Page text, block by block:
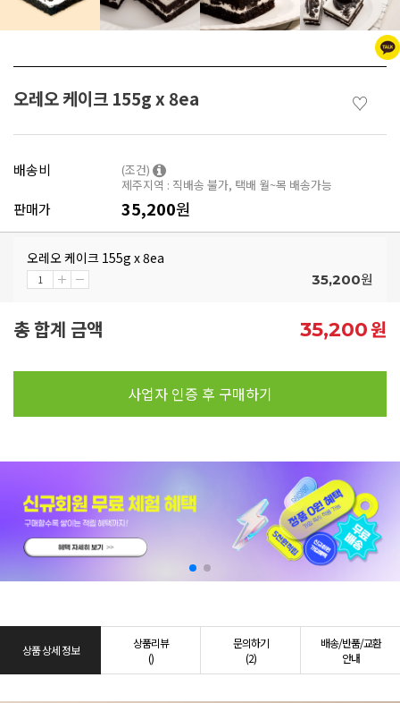
오레오 케이크 155g x 8ea ♡
배송비
(조건)
제주지역 : 직배송 불가, 택배 월~목 배송가능
판매가 35,200원
오레오 케이크 155g x 8ea
35,200원
총 합계 금액 35,200원
사업자 인증 후 구매하기
상품 상세 정보
상품리뷰
()
문의하기
(2)
배송/반품/교환
안내